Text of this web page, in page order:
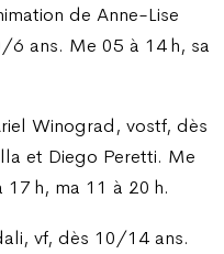
de Anne-Lise
6 ans. Me 05 à 14 h, sa
Winograd, vostf, dès
et Diego Peretti. Me
h, ma 11 à 20 h.
vf, dès 10/14 ans.